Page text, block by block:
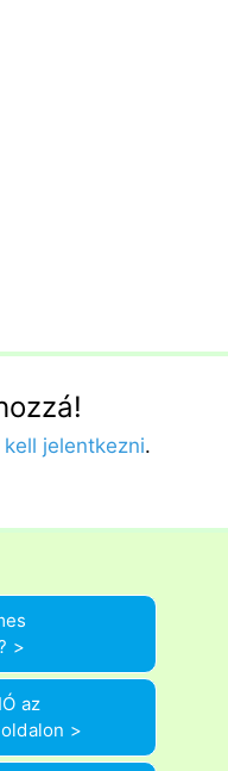
kell jelentkezni.
>
az
>